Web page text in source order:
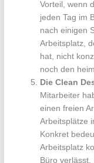
Vorteil, wenn
jeden Tag im
nach einigen
Arbeitsplatz,
hat, nicht
noch den
Die Clean
Mitarbeiter
einen freien
Arbeitsplätze
Konkret
Arbeitsplatz
Büro verlässt.